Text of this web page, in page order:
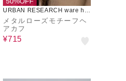
URBAN RESEARCH ware ho
use
メタルローズモチーフヘ
アカフ
¥715